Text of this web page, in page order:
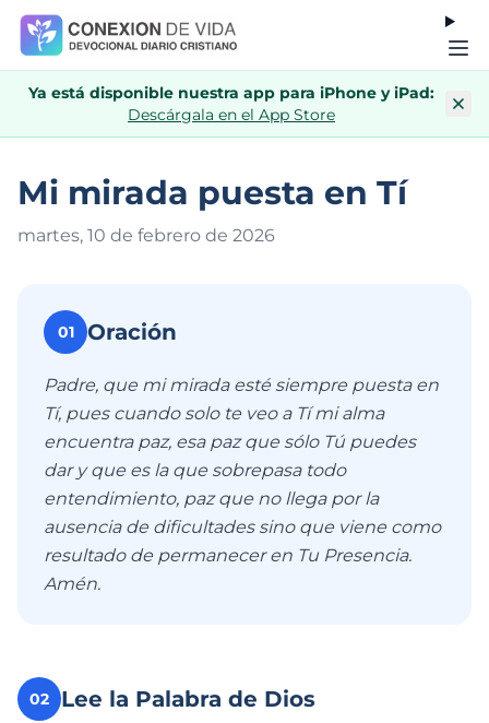
Ya está disponible nuestra app para iPhone y iPad:
Descárgala en el App Store
Mi mirada puesta en Tí
martes, 10 de febrero de 2026
01 Oración
Padre, que mi mirada esté siempre puesta en
Tí, pues cuando solo te veo a Tí mi alma
encuentra paz, esa paz que sólo Tú puedes
dar y que es la que sobrepasa todo
entendimiento, paz que no llega por la
ausencia de dificultades sino que viene como
resultado de permanecer en Tu Presencia.
Amén.
02 Lee la Palabra de Dios